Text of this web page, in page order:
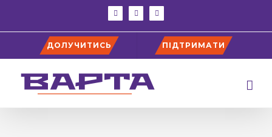
facebookinstagramyoutube
ДОЛУЧИТИСЬ ПІДТРИМАТИ